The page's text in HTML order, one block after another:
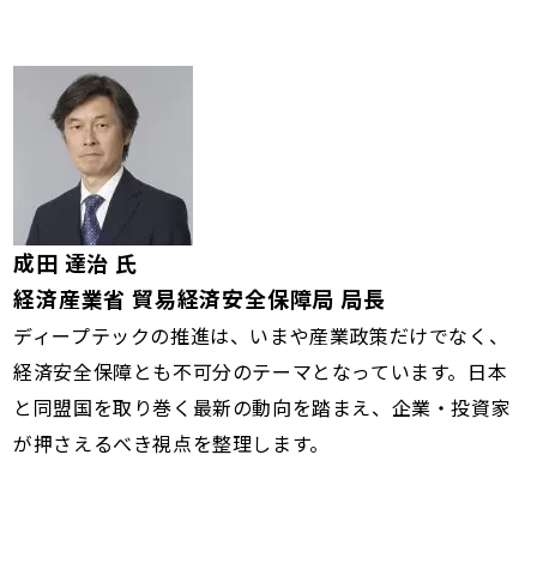
成田 達治 氏
経済産業省 貿易経済安全保障局 局長
ディープテックの推進は、いまや産業政策だけでなく、
経済安全保障とも不可分のテーマとなっています。日本
と同盟国を取り巻く最新の動向を踏まえ、企業・投資家
が押さえるべき視点を整理します。